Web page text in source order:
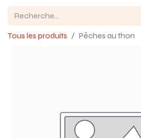
Tous les produits Pêches au thon